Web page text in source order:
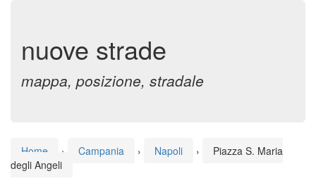
nuove strade
mappa, posizione, stradale
Home › Campania › Napoli ›
Piazza S. Maria
degli Angeli